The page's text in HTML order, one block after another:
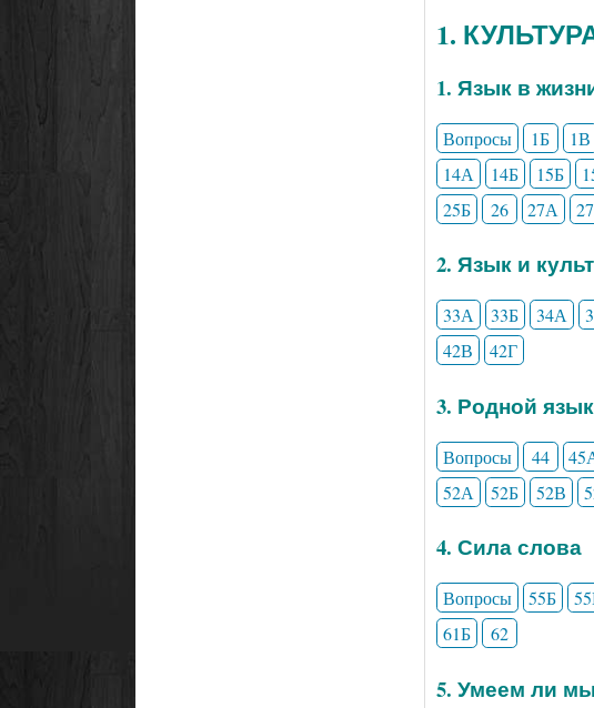
1.
1. Язык в
Вопросы 1Б 1В
14А
14Б 15Б
25Б
26 27А
2. Язык и
33А 33Б 34А
42В
42Г
3. Родной
Вопросы 44
52А
52Б 52В
4. Сила слова
Вопросы 55Б
61Б
62
5. Умеем ли